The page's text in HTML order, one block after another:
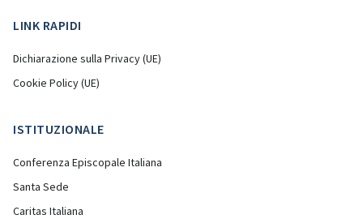
LINK RAPIDI
Dichiarazione sulla Privacy (UE)
Cookie Policy (UE)
ISTITUZIONALE
Conferenza Episcopale Italiana
Santa Sede
Caritas Italiana